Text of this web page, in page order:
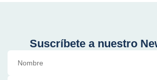
Suscríbete a nuestro